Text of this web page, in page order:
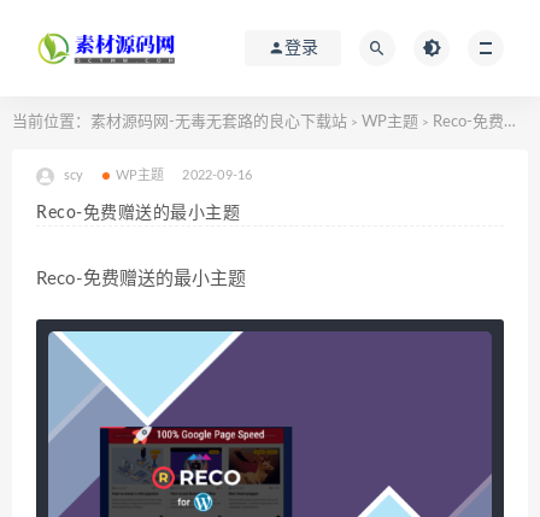
登录
当前位置： 素材源码网-无毒无套路的良心下载站 > WP主题 > Reco-免费赠送的最小主题
scy WP主题 2022-09-16
Reco-免费赠送的最小主题
Reco-免费赠送的最小主题